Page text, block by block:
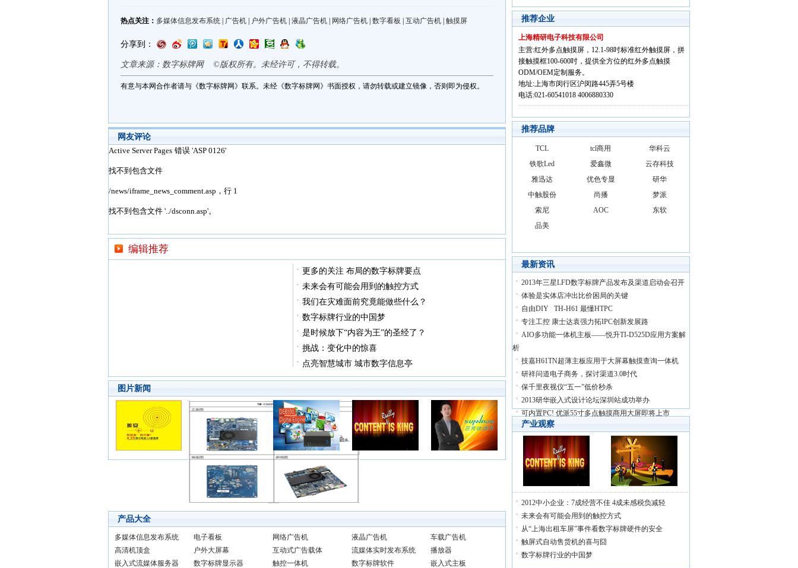
热点关注： 多媒体信息发布系统 广告机 户外广告机 液晶广告机 网络广告机 数字看板 互动广告机 触摸屏
分享到：
文章来源：数字标牌网 ©版权所有。未经许可，不得转载。
有意与本网合作者请与《数字标牌网》联系。未经《数字标牌网》书面授权，请勿转载或建立镜像，否则即为侵权。
网友评论
编辑推荐
更多的关注 布局的数字标牌要点
未来会有可能会用到的触控方式
我们在灾难面前究竟能做些什么？
数字标牌行业的中国梦
是时候放下“内容为王”的圣经了？
挑战：变化中的惊喜
点亮智慧城市 城市数字信息亭
图片新闻
产品大全
多媒体信息发布系统 电子看板 网络广告机 液晶广告机
车载广告机
高清机顶盒
户外大屏幕 互动式广告载体 流媒体实时发布系统
播放器
嵌入式流媒体服务器
数字标牌显示器 触控一体机 数字标牌软件
嵌入式主板
推荐企业
上海精研电子科技有限公司
主营:红外多点触摸屏，12.1-98吋标准红外触摸屏，拼
接触摸框100-600吋，提供全方位的红外多点触摸
ODM/OEM定制服务。
地址:上海市闵行区沪闵路445弄5号楼
电话:021-60541018 4006880330
推荐品牌
TCL tcl商用
华科云
铁歌Led
爱鑫微
云存科技
雅迅达
优色专显
研华
中触股份
尚播
梦派
索尼
AOC
东软
品美
最新资讯
2013年三星LFD数字标牌产品发布及渠道启动会召开
体验是实体店冲出比价困局的关键
自由DIY TH-H61 最懂HTPC
专注工控 康士达袁强力拓IPC创新发展路
AIO多功能一体机主板——悦升TI-D525D应用方案解
析
技嘉H61TN超薄主板应用于大屏幕触摸查询一体机
研祥问道电子商务，探讨渠道3.0时代
保千里夜视仪“五一”低价秒杀
2013研华嵌入式设计论坛深圳站成功举办
可内置PC! 优派55寸多点触摸商用大屏即将上市
产业观察
2012中小企业：7成经营不佳 4成未感税负减轻
未来会有可能会用到的触控方式
从“上海出租车屏”事件看数字标牌硬件的安全
触屏式自动售货机的喜与囧
数字标牌行业的中国梦